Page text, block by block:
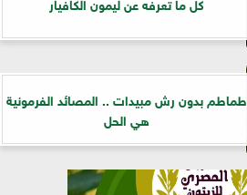
طماطم بدون رش مبيدات .. المصائد الفرمونية
هي الحل